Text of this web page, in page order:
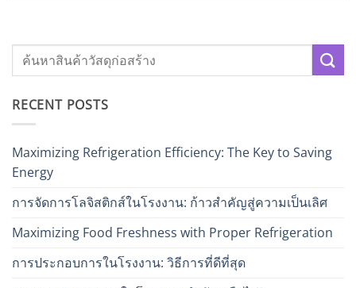
RECENT POSTS
Maximizing Refrigeration Efficiency: The Key to Saving
Energy
การจัดการโลจิสติกส์ในโรงงาน: ก้าวสำคัญสู่ความเป็นเลิศ
Maximizing Food Freshness with Proper Refrigeration
การประกอบการในโรงงาน: วิธีการที่ดีที่สุด